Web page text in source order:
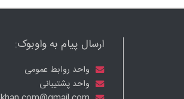
ارسال پیام به واوبوک:
واحد روابط عمومی
واحد پشتیبانی